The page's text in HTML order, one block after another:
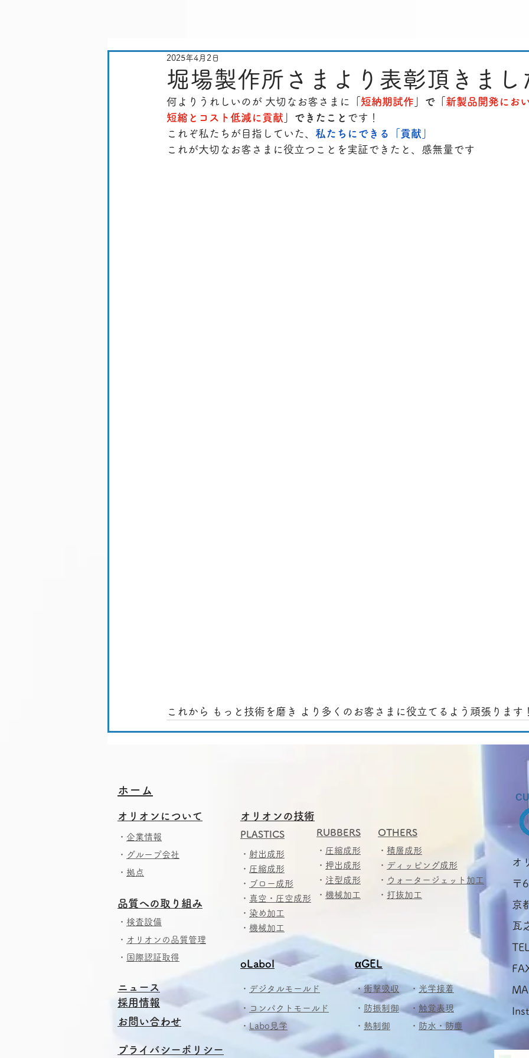
堀場製作所さまより表彰頂きまし
2025年4月2日
何よりうれしいのが 大切なお客さまに 短納期試作 」で「 新製品開発にお
短縮とコスト低減に貢献 」できたこと です！
これぞ私たちが目指していた、 私たちにできる「貢献」
これが大切なお客さまに役立つことを実証できたと、感無量です
これから もっと技術を磨き より多くのお客さまに役立てるよう頑張ります
​​ホーム
​ オリオンについて
・ 企業情報
・ グループ会社
・ 拠点
​品質への取り組み
・ 検査設備
・ オリオンの品質管理
・ 国際認証取得
ニュース
採用情報
​お問い合わせ
プライバシーポリシー
オリオンの技術
PLASTICS
・ 射出成形
・ 圧縮成形
・ ブロー成形
・ 真空・圧空成形
・ 染め加工
・ 機械加工
RUBBERS
・ 圧縮成形
・ 押出成形
・ 注型成形
・ 機械加工
OTHERS
・ 積層成形
・ ディッピング成形
・ ウォータージェット加工
・ 打抜加工
oLabol
・ デジタルモールド
・ コンパクトモールド
​・ Labo見学
αGEL
・衝撃吸収
・ 防振制御
​・ 熱制御
・ 光学接着
・ 触覚表現
​・ 防水・防塵
オ
〒
京
瓦